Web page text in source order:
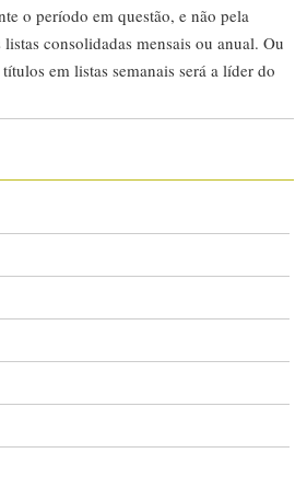
o período em questão, e não pela
consolidadas mensais ou anual. Ou
em listas semanais será a líder do